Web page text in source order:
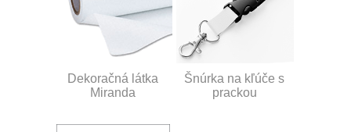
Dekoračná látka
Miranda
Šnúrka na kľúče s
prackou